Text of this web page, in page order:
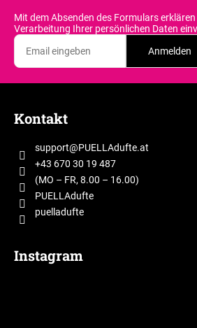
Mit dem Absenden des Formulars erklären
Verarbeitung Ihrer persönlichen Daten
Anmelden
Kontakt
support@PUELLAdufte.at
+43 670 30 19 487
(MO – FR, 8.00 – 16.00)
PUELLAdufte
puelladufte
Instagram